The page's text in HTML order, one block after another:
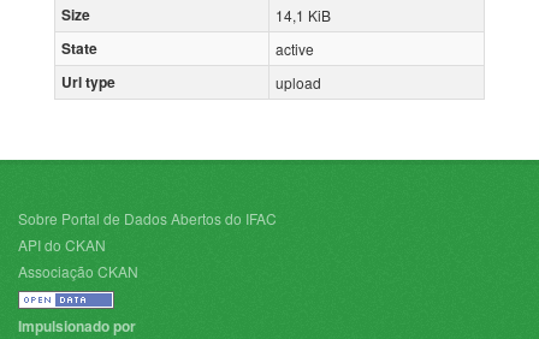
Size 14,1 KiB
State active
Url type upload
Sobre Portal de Dados Abertos do IFAC
API do CKAN
Associação CKAN
Impulsionado por